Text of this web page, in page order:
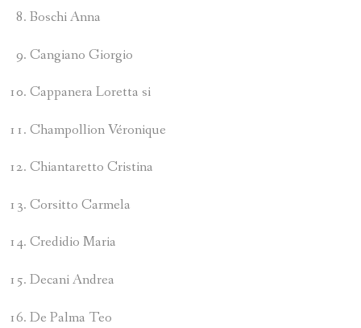
Boschi Anna
Cangiano Giorgio
Cappanera Loretta si
Champollion Véronique
Chiantaretto Cristina
Corsitto Carmela
Credidio Maria
Decani Andrea
De Palma Teo